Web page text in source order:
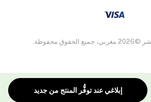
إبلاغي عند توفُّر المنتج من جديد
محفوظة.